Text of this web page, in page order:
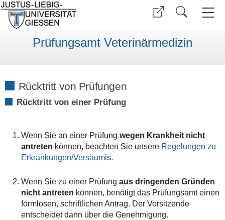
Prüfungsamt Veterinärmedizin
Rücktritt von Prüfungen
Rücktritt von einer Prüfung
Wenn Sie an einer Prüfung wegen Krankheit nicht
antreten können, beachten Sie unsere Regelungen zu
Erkrankungen/Versäumis.
Wenn Sie zu einer Prüfung aus dringenden Gründen
nicht antreten können, benötigt das Prüfungsamt einen
formlosen, schriftlichen Antrag. Der Vorsitzende
entscheidet dann über die Genehmigung.